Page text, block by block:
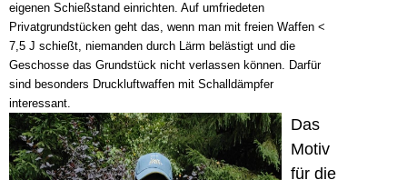
eigenen Schießstand einrichten. Auf umfriedeten
Privatgrundstücken geht das, wenn man mit freien Waffen <
7,5 J schießt, niemanden durch Lärm belästigt und die
Geschosse das Grundstück nicht verlassen können. Darfür
sind besonders Druckluftwaffen mit Schalldämpfer
interessant.
Das
Motiv
für die